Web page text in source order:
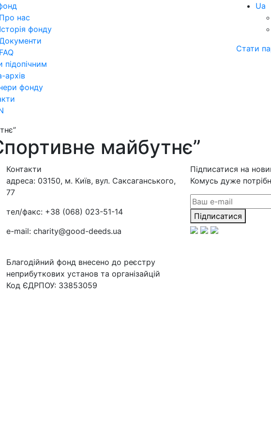
Про нас
Історія фонду
FAQ
підопічним
архів
фонду
Ua
Стати
майбутнє”
Контакти
адреса: 03150, м. Київ, вул. Саксаганського,
77
тел/факс: +38 (068) 023-51-14
e-mail: charity@good-deeds.ua
Благодійний фонд внесено до реєстру
неприбуткових установ та організайцій
Код ЄДРПОУ: 33853059
Підписатися на
Комусь дуже
Підписатися